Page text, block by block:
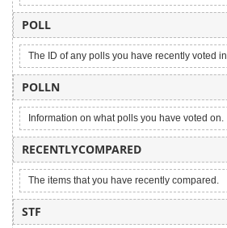
POLL
The ID of any polls you have recently voted in.
POLLN
Information on what polls you have voted on.
RECENTLYCOMPARED
The items that you have recently compared.
STF